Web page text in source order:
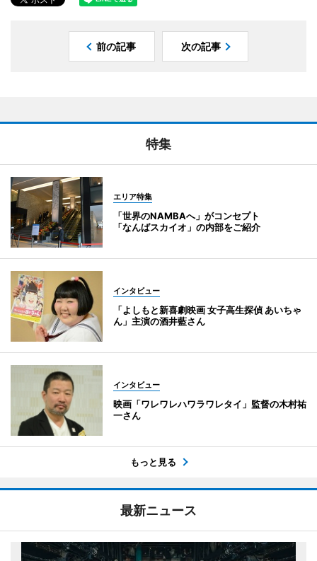
前の記事 次の記事
特集
エリア特集
「世界のNAMBAへ」がコンセプト
「なんばスカイオ」の内部をご紹介
インタビュー
「よしもと新喜劇映画 女子高生探偵 あいちゃ
ん」主演の酒井藍さん
インタビュー
映画「ワレワレハワラワレタイ」監督の木村祐
一さん
もっと見る
最新ニュース